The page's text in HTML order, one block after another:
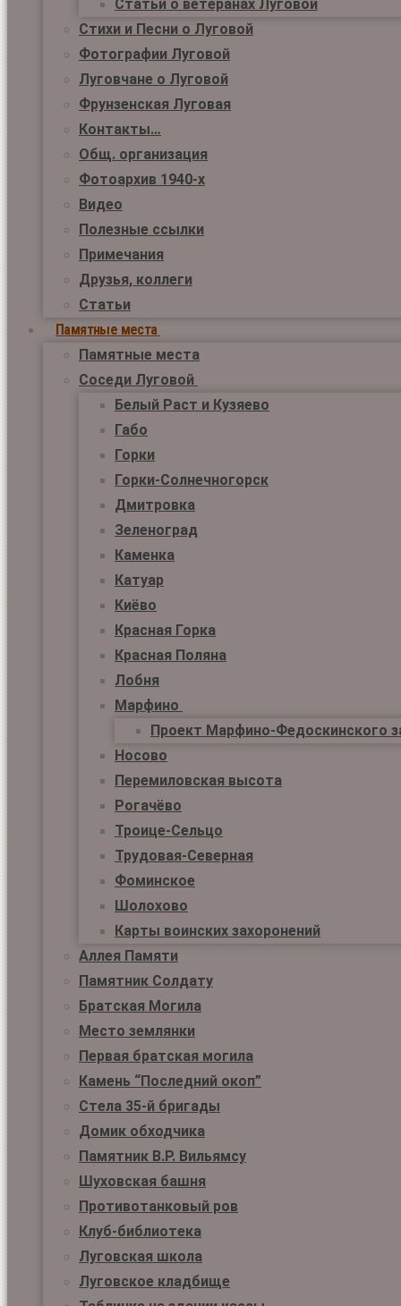
Статьи о ветеранах Луговой
Стихи и Песни о Луговой
Фотографии Луговой
Луговчане о Луговой
Фрунзенская Луговая
Контакты…
Общ. организация
Фотоархив 1940-х
Видео
Полезные ссылки
Примечания
Друзья, коллеги
Статьи
Памятные места
Памятные места
Соседи Луговой
Белый Раст и Кузяево
Габо
Горки
Горки-Солнечногорск
Дмитровка
Зеленоград
Каменка
Катуар
Киёво
Красная Горка
Красная Поляна
Лобня
Марфино
Проект Марфино-Федоскинского
Носово
Перемиловская высота
Рогачёво
Троице-Сельцо
Трудовая-Северная
Фоминское
Шолохово
Карты воинских захоронений
Аллея Памяти
Памятник Солдату
Братская Могила
Место землянки
Первая братская могила
Камень “Последний окоп”
Стела 35-й бригады
Домик обходчика
Памятник В.Р. Вильямсу
Шуховская башня
Противотанковый ров
Клуб-библиотека
Луговская школа
Луговское кладбище